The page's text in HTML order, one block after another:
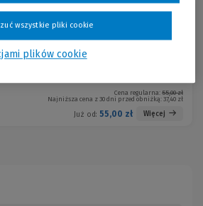
Malinowski
Cena regularna: 55,00 zł
Najniższa cena z 30 dni przed obniżką: 37,40 zł
Już od: 55,00 zł Więcej
plików cookie
wszystkie pliki cookie